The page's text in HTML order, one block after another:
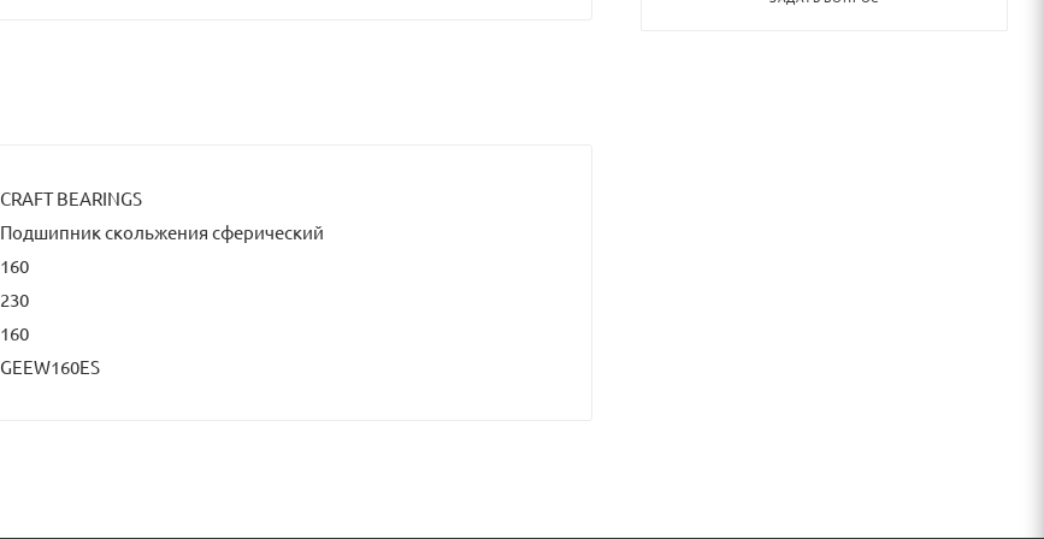
CRAFT BEARINGS
Подшипник скольжения сферический
160
230
160
GEEW160ES